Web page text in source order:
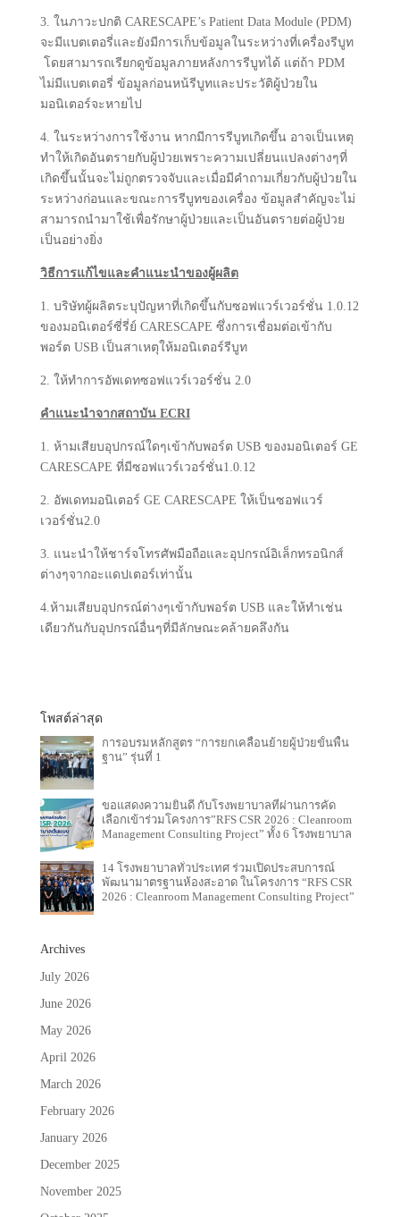
3. ในภาวะปกติ CARESCAPE’s Patient Data Module (PDM)
จะมีแบตเตอรี่และยังมีการเก็บข้อมูลในระหว่างที่เครื่องรีบูท
โดยสามารถเรียกดูข้อมูลภายหลังการรีบูทได้ แต่ถ้า PDM
ไม่มีแบตเตอรี่ ข้อมูลก่อนหน้รีบูทและประวัติผู้ป่วยใน
มอนิเตอร์จะหายไป
4. ในระหว่างการใช้งาน หากมีการรีบูทเกิดขึ้น อาจเป็นเหตุ
ทำให้เกิดอันตรายกับผู้ป่วยเพราะความเปลี่ยนแปลงต่างๆที่
เกิดขึ้นนั้นจะไม่ถูกตรวจจับและเมื่อมีคำถามเกี่ยวกับผู้ป่วยใน
ระหว่างก่อนและขณะการรีบูทของเครื่อง ข้อมูลสำคัญจะไม่
สามารถนำมาใช้เพื่อรักษาผู้ป่วยและเป็นอันตรายต่อผู้ป่วย
เป็นอย่างยิ่ง
วิธีการแก้ไขและคำแนะนำของผู้ผลิต
1. บริษัทผู้ผลิตระบุปัญหาที่เกิดขึ้นกับซอฟแวร์เวอร์ชั่น 1.0.12
ของมอนิเตอร์ซี่รี่ย์ CARESCAPE ซึ่งการเชื่อมต่อเข้ากับ
พอร์ต USB เป็นสาเหตุให้มอนิเตอร์รีบูท
2. ให้ทำการอัพเดทซอฟแวร์เวอร์ชั่น 2.0
คำแนะนำจากสถาบัน ECRI
1. ห้ามเสียบอุปกรณ์ใดๆเข้ากับพอร์ต USB ของมอนิเตอร์ GE
CARESCAPE ที่มีซอฟแวร์เวอร์ชั่น1.0.12
2. อัพเดทมอนิเตอร์ GE CARESCAPE ให้เป็นซอฟแวร์
เวอร์ชั่น2.0
3. แนะนำให้ชาร์จโทรศัพมือถือและอุปกรณ์อิเล็กทรอนิกส์
ต่างๆจากอะแดปเตอร์เท่านั้น
4.ห้ามเสียบอุปกรณ์ต่างๆเข้ากับพอร์ต USB และให้ทำเช่น
เดียวกันกับอุปกรณ์อื่นๆที่มีลักษณะคล้ายคลึงกัน
โพสต์ล่าสุด
การอบรมหลักสูตร “การยกเคลื่อนย้ายผู้ป่วยขั้นพื้น
ฐาน” รุ่นที่ 1
ขอแสดงความยินดี กับโรงพยาบาลที่ผ่านการคัด
เลือกเข้าร่วมโครงการ”RFS CSR 2026 : Cleanroom
Management Consulting Project” ทั้ง 6 โรงพยาบาล
14 โรงพยาบาลทั่วประเทศ ร่วมเปิดประสบการณ์
พัฒนามาตรฐานห้องสะอาด ในโครงการ “RFS CSR
2026 : Cleanroom Management Consulting Project”
Archives
July 2026
June 2026
May 2026
April 2026
March 2026
February 2026
January 2026
December 2025
November 2025